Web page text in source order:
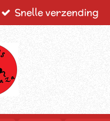
Snelle verzending